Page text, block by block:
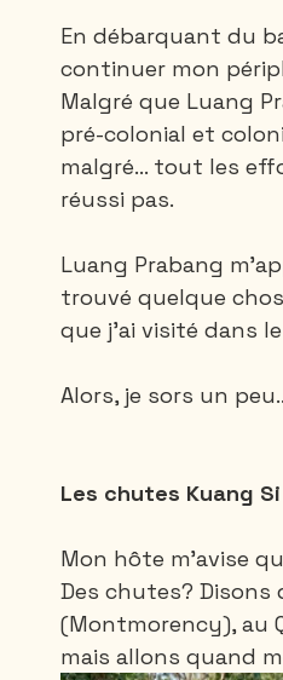
Saguenay - Lac St-Jean
République Dominicaine
En débarquant du
continuer mon
Malgré que Luang
pré-colonial et
malgré... tout les
réussi pas.
Luang Prabang
trouvé quelque
que j'ai visité dans
Alors, je sors un
Les chutes Kuang Si
Mon hôte m'avise
Des chutes? Disons
(Montmorency), au
mais allons quand